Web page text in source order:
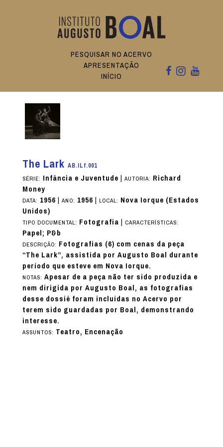
PESQUISAR NO ACERVO
APRESENTAÇÃO
INÍCIO
The Lark AB.ILf.001
SÉRIE: Infância e Juventude| AUTORIA: Richard
Money
DATA: 1956| ANO: 1956| LOCAL: Nova Iorque (Estados
Unidos)
TIPO DOCUMENTAL: Fotografia| CARACTERÍSTICAS:
Papel; P&b
DESCRIÇÃO: Fotografias (6) com cenas da peça
“The Lark”, assistida por Augusto Boal durante
período que esteve em Nova Iorque.
NOTAS: Apesar de a peça não ter sido produzida e
nem dirigida por Augusto Boal, as fotografias
desse dossiê foram incluídas no Acervo por
terem sido guardadas por Boal, demonstrando
interesse.
ASSUNTOS: Teatro, Encenação